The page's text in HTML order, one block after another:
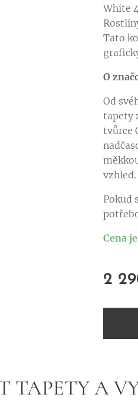
White
Tato
O
Od
tapety
tvůrce
vzhled.
Pokud
Cena
2
TAPETY A